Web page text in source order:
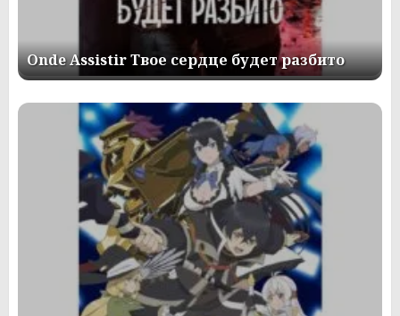
Onde Assistir Твое сердце будет разбито